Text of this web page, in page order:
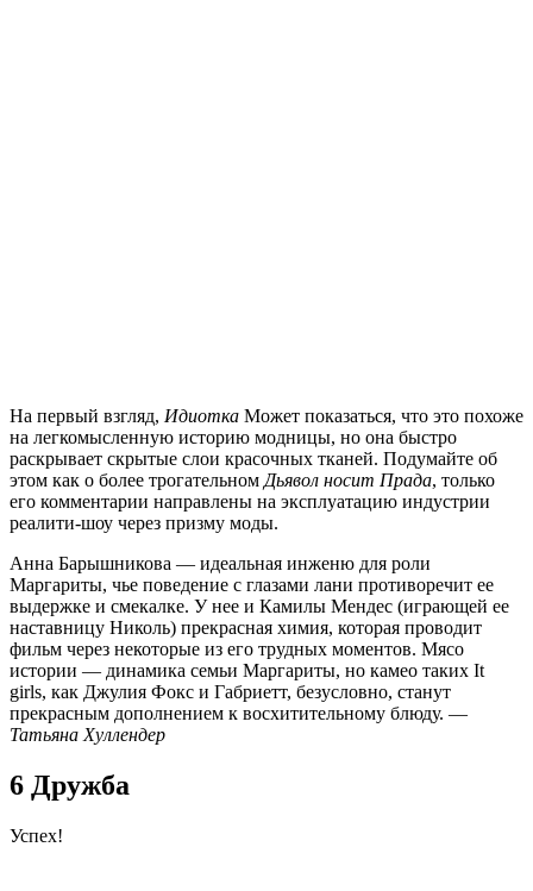
На первый взгляд, Идиотка Может показаться, что это похоже
на легкомысленную историю модницы, но она быстро
раскрывает скрытые слои красочных тканей. Подумайте об
этом как о более трогательномДьявол носит Прада, только
его комментарии направлены на эксплуатацию индустрии
реалити-шоу через призму моды.
Анна Барышникова — идеальная инженю для роли
Маргариты, чье поведение с глазами лани противоречит ее
выдержке и смекалке. У нее и Камилы Мендес (играющей ее
наставницу Николь) прекрасная химия, которая проводит
фильм через некоторые из его трудных моментов. Мясо
истории — динамика семьи Маргариты, но камео таких It
girls, как Джулия Фокс и Габриетт, безусловно, станут
прекрасным дополнением к восхитительному блюду. —
Татьяна Хуллендер
6 Дружба
Успех!